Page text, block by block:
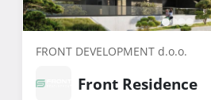
FRONT DEVELOPMENT d.o.o.
Front Residence